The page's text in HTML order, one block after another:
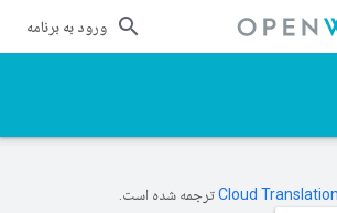
ورود به برنامه
ترجمه شده است.